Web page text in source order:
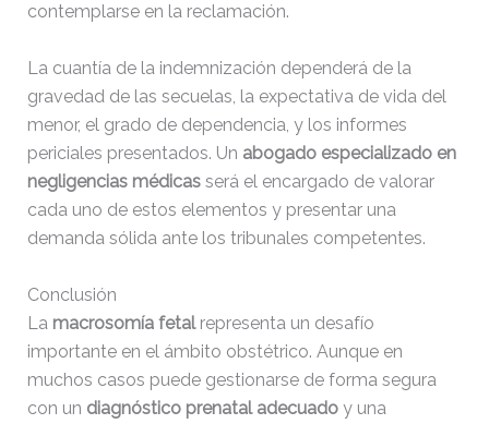
contemplarse en la reclamación.
La cuantía de la indemnización dependerá de la
gravedad de las secuelas, la expectativa de vida del
menor, el grado de dependencia, y los informes
periciales presentados. Un abogado especializado en
negligencias médicasserá el encargado de valorar
cada uno de estos elementos y presentar una
demanda sólida ante los tribunales competentes.
Conclusión
La macrosomía fetalrepresenta un desafío
importante en el ámbito obstétrico. Aunque en
muchos casos puede gestionarse de forma segura
con un diagnóstico prenatal adecuadoy una